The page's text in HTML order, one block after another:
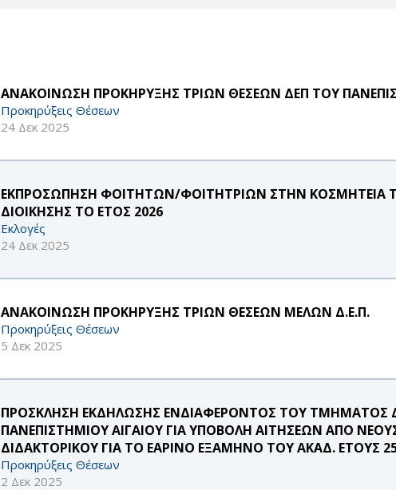
ΑΝΑΚΟΙΝΩΣΗ ΠΡΟΚΗΡΥΞΗΣ ΤΡΙΩΝ ΘΕΣΕΩΝ ΔΕΠ ΤΟΥ
Προκηρύξεις Θέσεων
24 Δεκ 2025
ΕΚΠΡΟΣΩΠΗΣΗ ΦΟΙΤΗΤΩΝ/ΦΟΙΤΗΤΡΙΩΝ ΣΤΗΝ ΚΟΣΜΗΤΕΙΑ
ΔΙΟΙΚΗΣΗΣ ΤΟ ΕΤΟΣ 2026
Εκλογές
24 Δεκ 2025
ΑΝΑΚΟΙΝΩΣΗ ΠΡΟΚΗΡΥΞΗΣ ΤΡΙΩΝ ΘΕΣΕΩΝ ΜΕΛΩΝ Δ.Ε.Π.
Προκηρύξεις Θέσεων
5 Δεκ 2025
ΠΡΟΣΚΛΗΣΗ ΕΚΔΗΛΩΣΗΣ ΕΝΔΙΑΦΕΡΟΝΤΟΣ ΤΟΥ ΤΜΗΜΑΤΟΣ
ΠΑΝΕΠΙΣΤΗΜΙΟΥ ΑΙΓΑΙΟΥ ΓΙΑ ΥΠΟΒΟΛΗ ΑΙΤΗΣΕΩΝ ΑΠΟ
ΔΙΔΑΚΤΟΡΙΚΟΥ ΓΙΑ ΤΟ ΕΑΡΙΝΟ ΕΞΑΜΗΝΟ ΤΟΥ ΑΚΑΔ. ΕΤΟΥΣ
Προκηρύξεις Θέσεων
2 Δεκ 2025